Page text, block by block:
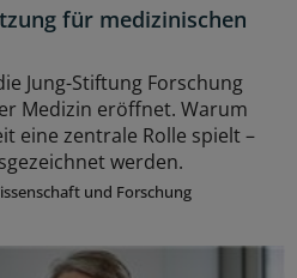
für medizinischen
Jung-Stiftung Forschung
Medizin eröffnet. Warum
eine zentrale Rolle spielt –
werden.
und Forschung